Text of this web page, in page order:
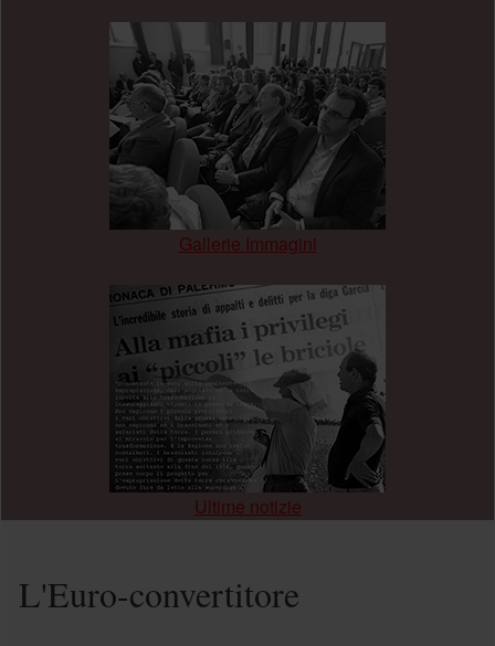
Gallerie Immagini
Ultime notizie
L'Euro-convertitore